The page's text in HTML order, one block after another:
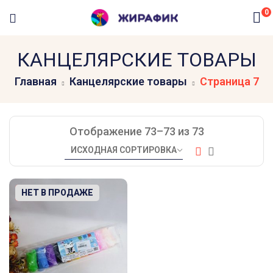
0
КАНЦЕЛЯРСКИЕ ТОВАРЫ
Главная Канцелярские товары Страница 7
Отображение 73–73 из 73
-30%
НЕТ В ПРОДАЖЕ